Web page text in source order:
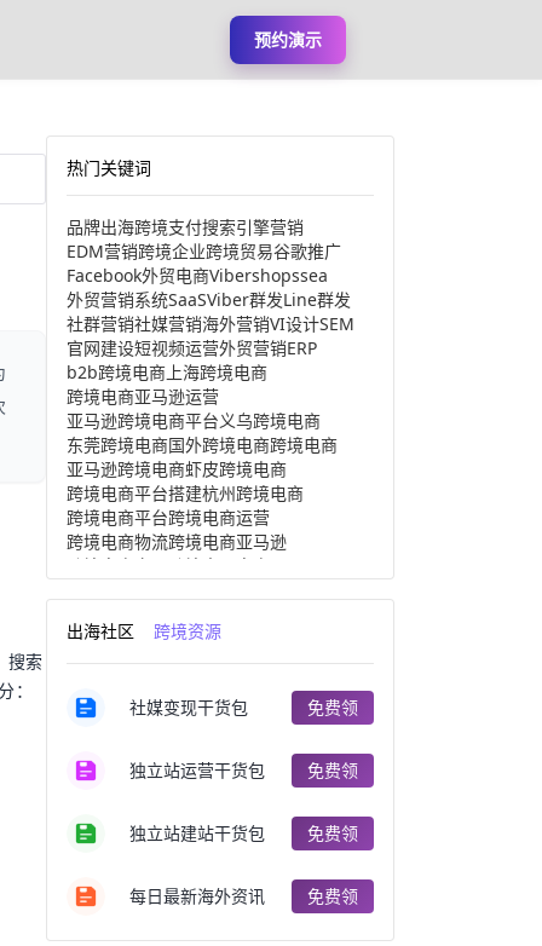
预约演示
搜索
：
热门关键词
品牌出海跨境支付搜索引擎营销
EDM营销跨境企业跨境贸易谷歌推广
Facebook外贸电商Vibershopssea
外贸营销系统SaaSViber群发Line群发
社群营销社媒营销海外营销VI设计SEM
官网建设短视频运营外贸营销ERP
b2b跨境电商 上海跨境电商
跨境电商亚马逊运营
亚马逊跨境电商平台义乌跨境电商
东莞跨境电商国外跨境电商跨境电商
亚马逊跨境电商虾皮跨境电商
跨境电商平台搭建杭州跨境电商
跨境电商平台跨境电商运营
跨境电商物流跨境电商亚马逊
跨境电商产品
跨境出口电商
跨境电商分析进口跨境电商
跨境电商服务广州跨境电商
跨境电商注册跨境电商开店
跨境电商商品个人跨境电商
跨境电商案例国内跨境电商
郑州跨境电商跨境电商趋势
阿里跨境电商
跨境电商费用美国跨境电商
出海社区 跨境资源
社媒变现干货包 免费领
独立站运营干货包 免费领
独立站建站干货包 免费领
每日最新海外资讯 免费领